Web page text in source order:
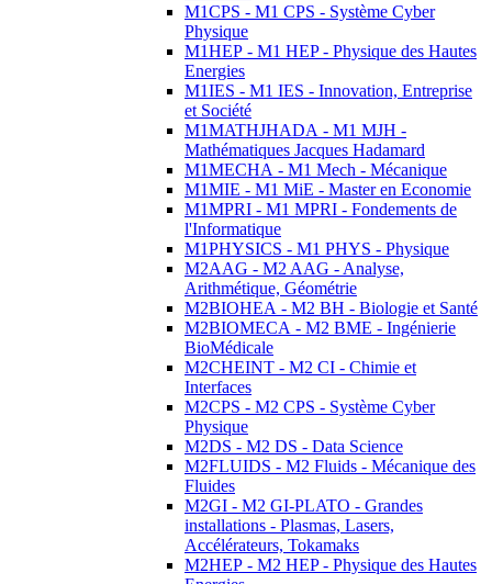
M1CPS - M1 CPS - Système Cyber
Physique
M1HEP - M1 HEP - Physique des Hautes
Energies
M1IES - M1 IES - Innovation, Entreprise
et Société
M1MATHJHADA - M1 MJH -
Mathématiques Jacques Hadamard
M1MECHA - M1 Mech - Mécanique
M1MIE - M1 MiE - Master en Economie
M1MPRI - M1 MPRI - Fondements de
l'Informatique
M1PHYSICS - M1 PHYS - Physique
M2AAG - M2 AAG - Analyse,
Arithmétique, Géométrie
M2BIOHEA - M2 BH - Biologie et Santé
M2BIOMECA - M2 BME - Ingénierie
BioMédicale
M2CHEINT - M2 CI - Chimie et
Interfaces
M2CPS - M2 CPS - Système Cyber
Physique
M2DS - M2 DS - Data Science
M2FLUIDS - M2 Fluids - Mécanique des
Fluides
M2GI - M2 GI-PLATO - Grandes
installations - Plasmas, Lasers,
Accélérateurs, Tokamaks
M2HEP - M2 HEP - Physique des Hautes